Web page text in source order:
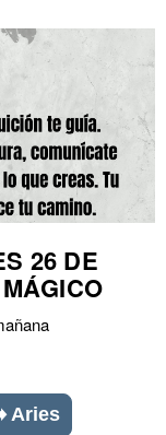
26 DE
Aries